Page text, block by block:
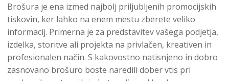
Brošura je ena izmed najbolj priljubljenih promocijskih
tiskovin, ker lahko na enem mestu zberete veliko
informacij. Primerna je za predstavitev vašega podjetja,
izdelka, storitve ali projekta na privlačen, kreativen in
profesionalen način. S kakovostno natisnjeno in dobro
zasnovano brošuro boste naredili dober vtis pri